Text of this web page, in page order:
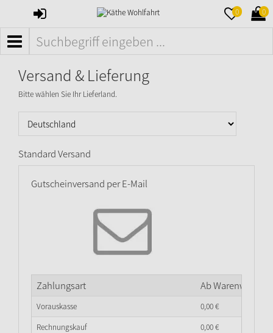
ANMELDEN 0 0
MENÜ
Versand & Lieferung
Bitte wählen Sie Ihr Lieferland.
Standard Versand
Gutscheinversand per E-Mail
Zahlungsart Ab Warenwert
Vorauskasse 0,00€
Rechnungskauf
0,00€